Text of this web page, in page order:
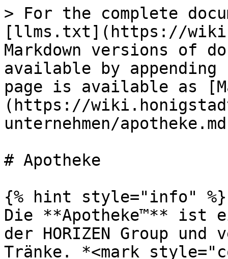
> For the complete
[llms.txt](https://
Markdown versions of
available by
page is available as
(https://
unternehmen/
# Apotheke
{% hint style="info" %}
Die **Apotheke™** ist
der HORIZEN Group und
Tränke. *<mark